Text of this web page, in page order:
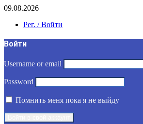
09.08.2026
Рег. / Войти
Войти
Username or email
Password
Помнить меня пока я не выйду